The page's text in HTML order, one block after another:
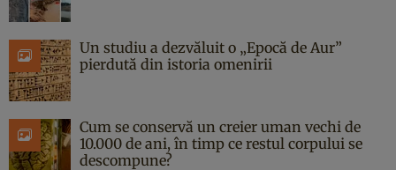
Un studiu a dezvăluit o „Epocă de Aur”
pierdută din istoria omenirii
Cum se conservă un creier uman vechi de
10.000 de ani, în timp ce restul corpului se
descompune?